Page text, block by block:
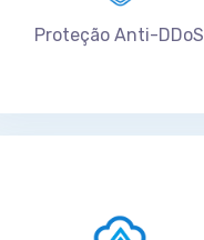
Proteção Anti-DDoS